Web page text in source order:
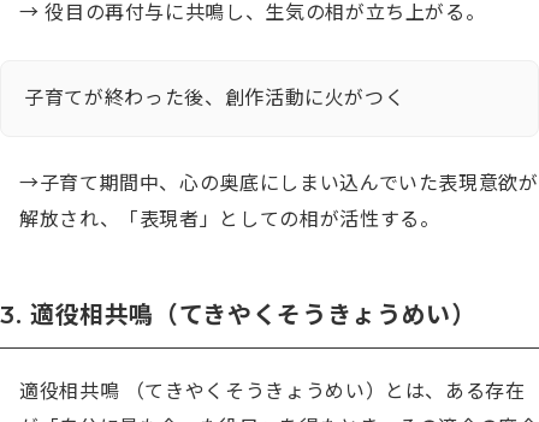
→ 役目の再付与に共鳴し、生気の相が立ち上がる。
子育てが終わった後、創作活動に火がつく
→子育て期間中、心の奥底にしまい込んでいた表現意欲が
解放され、「表現者」としての相が活性する。
3. 適役相共鳴（てきやくそうきょうめい）
適役相共鳴 （てきやくそうきょうめい）とは、ある存在